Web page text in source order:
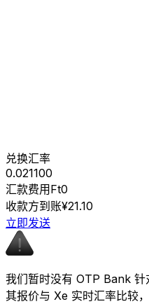
兑换汇率
0.021100
汇款费用Ft0
收款方到账¥21.10
立即发送
我们暂时没有 OTP Bank
其报价与 Xe 实时汇率比较